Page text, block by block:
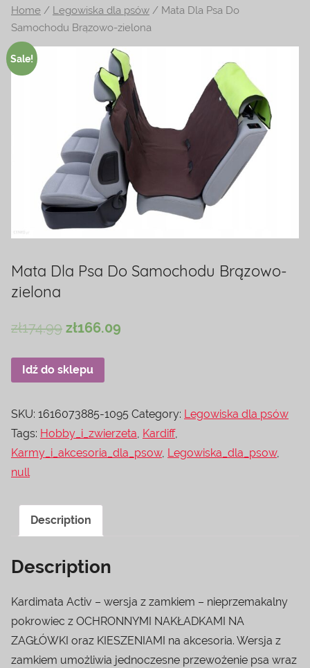
na
temat
terrarystyki
i
Home / Legowiska dla psów / Mata Dla Psa Do
Samochodu Brązowo-zielona
Sale!
Mata Dla Psa Do Samochodu Brązowo-
zielona
zł174.99 zł166.09
Idź do sklepu
SKU: 1616073885-1095 Category: Legowiska dla psów
Tags: Hobby_i_zwierzeta Kardiff,
Karmy_i_akcesoria_dla_psow, Legowiska_dla_psow,
null
Description
Description
Kardimata Activ – wersja z zamkiem – nieprzemakalny
pokrowiec z OCHRONNYMI NAKŁADKAMI NA
ZAGŁÓWKI oraz KIESZENIAMI na akcesoria. Wersja z
zamkiem umożliwia jednoczesne przewożenie psa wraz